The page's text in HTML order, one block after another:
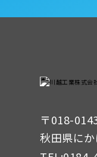
〒018-
秋田県に